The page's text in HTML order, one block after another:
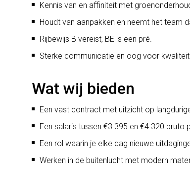
Kennis van en affiniteit met
Houdt van aanpakken en neemt het team
Rijbewijs B vereist, BE is een pré.
Sterke communicatie en oog voor
Wat wij bieden
Een vast contract met uitzicht op
Een salaris tussen €3.395 en €4.320 bruto
Een rol waarin je elke dag nieuwe
Werken in de buitenlucht met modern